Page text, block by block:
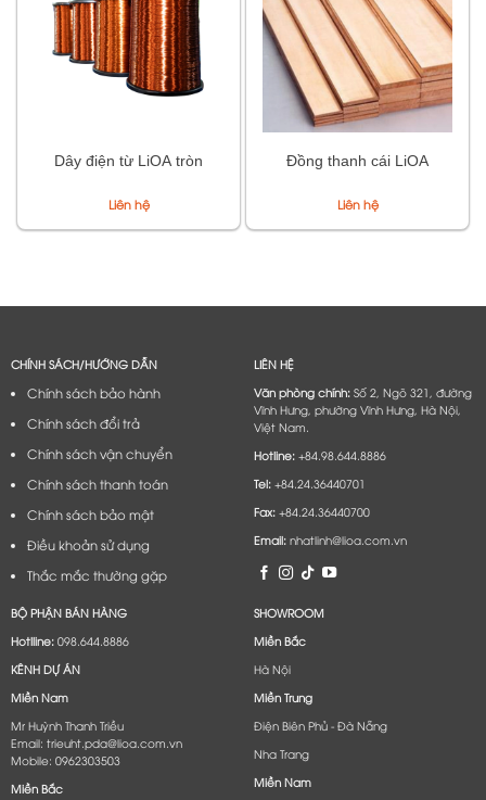
Dây điện từ LiOA tròn
Liên hệ
Đồng thanh cái LiOA
Liên hệ
CHÍNH SÁCH/HƯỚNG DẪN
Chính sách bảo hành
Chính sách đổi trả
Chính sách vận chuyển
Chính sách thanh toán
Chính sách bảo mật
Điều khoản sử dụng
Thắc mắc thường gặp
LIÊN HỆ
Văn phòng chính:Số 2, Ngõ 321, đường
Vĩnh Hưng, phường Vĩnh Hưng, Hà Nội,
Việt Nam.
Hotline:+84.98.644.8886
Tel:+84.24.36440701
Fax:+84.24.36440700
Email:nhatlinh@lioa.com.vn
BỘ PHẬN BÁN HÀNG
Hotlline:098.644.8886
KÊNH DỰ ÁN
Miền Nam
Mr Huỳnh Thanh Triều
Email: trieuht.pda@lioa.com.vn
Mobile: 0962303503
Miền Bắc
SHOWROOM
Miền Bắc
Hà Nội
Miền Trung
Điện Biên Phủ - Đà Nẵng​
Nha Trang
Miền Nam